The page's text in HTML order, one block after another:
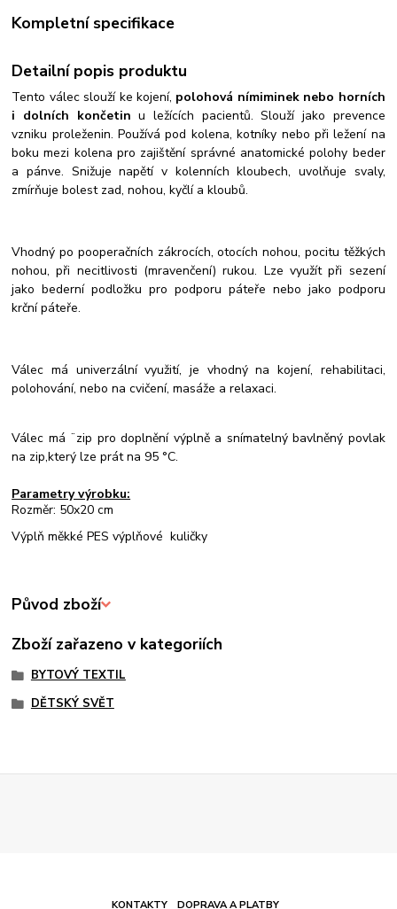
Kompletní specifikace
Detailní popis produktu
Tento válec slouží ke kojení, polohová nímiminek nebo horních
i dolních končetin u ležících pacientů. Slouží jako prevence
vzniku proleženin. Používá pod kolena, kotníky nebo při ležení na
boku mezi kolena pro zajištění správné anatomické polohy beder
a pánve. Snižuje napětí v kolenních kloubech, uvolňuje svaly,
zmírňuje bolest zad, nohou, kyčlí a kloubů.
Vhodný po pooperačních zákrocích, otocích nohou, pocitu těžkých
nohou, při necitlivosti (mravenčení) rukou. Lze využít při sezení
jako bederní podložku pro podporu páteře nebo jako podporu
krční páteře.
Válec má univerzální využití, je vhodný na kojení, rehabilitaci,
polohování, nebo na cvičení, masáže a relaxaci.
Válec má ¨zip pro doplnění výplně a snímatelný bavlněný povlak
na zip,který lze prát na 95 °C.
Parametry výrobku:
Rozměr: 50x20 cm
Výplň měkké PES výplňové kuličky
Původ zboží
Zboží zařazeno v kategoriích
BYTOVÝ TEXTIL
DĚTSKÝ SVĚT
KONTAKTY DOPRAVA A PLATBY